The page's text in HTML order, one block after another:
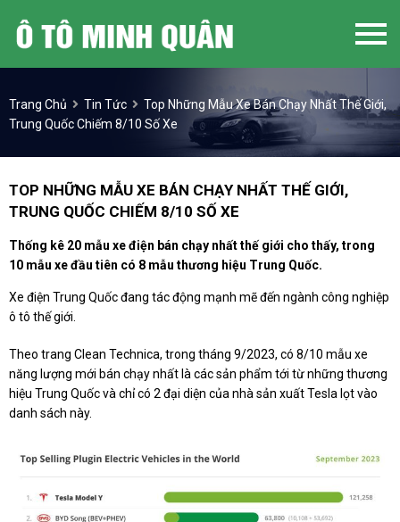
Trang Chủ Tin Tức
Top Những Mẫu Xe Bán Chạy Nhất Thế Giới,
Trung Quốc Chiếm 8/10 Số Xe
TOP NHỮNG MẪU XE BÁN CHẠY NHẤT THẾ GIỚI,
TRUNG QUỐC CHIẾM 8/10 SỐ XE
Thống kê 20 mẫu xe điện bán chạy nhất thế giới cho thấy, trong
10 mẫu xe đầu tiên có 8 mẫu thương hiệu Trung Quốc.
Xe điện Trung Quốc đang tác động mạnh mẽ đến ngành công nghiệp
ô tô thế giới.
Theo trang Clean Technica, trong tháng 9/2023, có 8/10 mẫu xe
năng lượng mới bán chạy nhất là các sản phẩm tới từ những thương
hiệu Trung Quốc và chỉ có 2 đại diện của nhà sản xuất Tesla lọt vào
danh sách này.